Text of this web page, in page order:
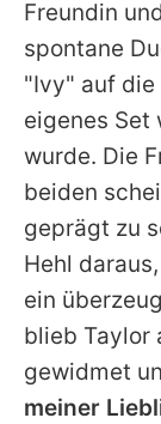
Freundin
spontane
"Ivy" auf die
eigenes
wurde. Die
beiden
geprägt zu
Hehl
ein
blieb Taylor
gewidmet
meiner